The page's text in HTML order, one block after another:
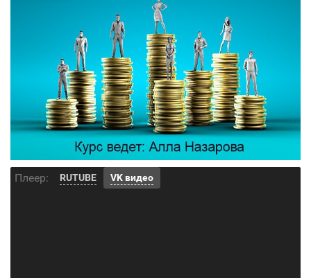
Плеер: RUTUBE VK видео